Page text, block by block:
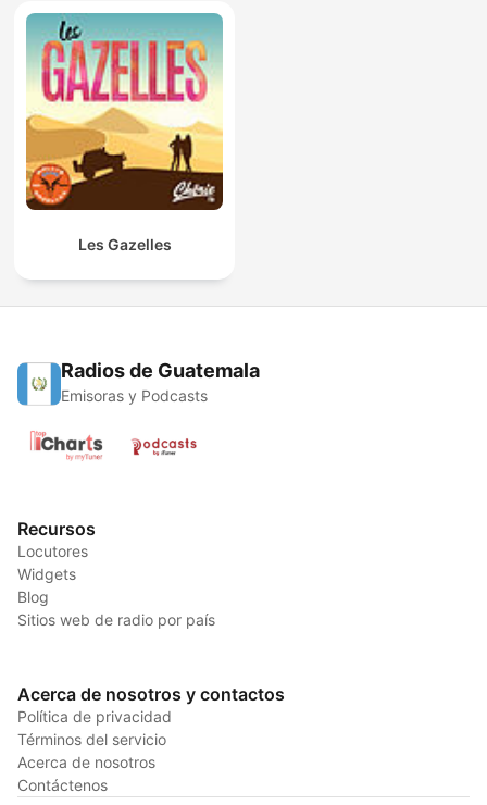
Les Gazelles
Radios de Guatemala
Emisoras y Podcasts
Recursos
Locutores
Widgets
Blog
Sitios web de radio por país
Acerca de nosotros y contactos
Política de privacidad
Términos del servicio
Acerca de nosotros
Contáctenos